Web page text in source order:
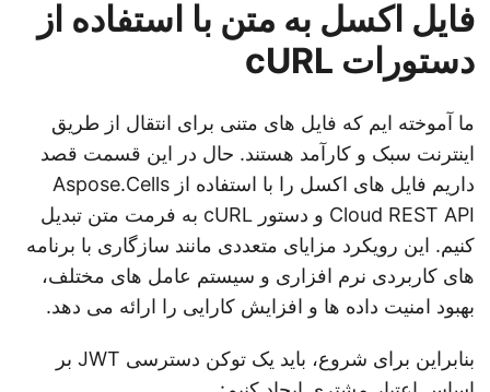
فایل اکسل به متن با استفاده از
دستورات cURL
ما آموخته ایم که فایل های متنی برای انتقال از طریق
اینترنت سبک و کارآمد هستند. حال در این قسمت قصد
داریم فایل های اکسل را با استفاده از Aspose.Cells
Cloud REST API و دستور cURL به فرمت متن تبدیل
کنیم. این رویکرد مزایای متعددی مانند سازگاری با برنامه
های کاربردی نرم افزاری و سیستم عامل های مختلف،
بهبود امنیت داده ها و افزایش کارایی را ارائه می دهد.
بنابراین برای شروع، باید یک توکن دسترسی JWT بر